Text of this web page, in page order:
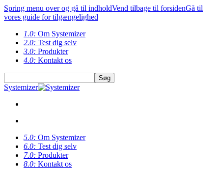
Spring menu over og gå til indholdVend tilbage til forsidenGå til
vores guide for tilgængelighed
1.0: Om Systemizer
2.0: Test dig selv
3.0: Produkter
4.0: Kontakt os
Systemizer
5.0: Om Systemizer
6.0: Test dig selv
7.0: Produkter
8.0: Kontakt os